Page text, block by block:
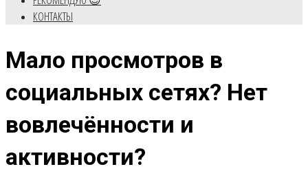
КОНТАКТЫ
Мало просмотров в
социальных сетях? Нет
вовлечённости и
активности?